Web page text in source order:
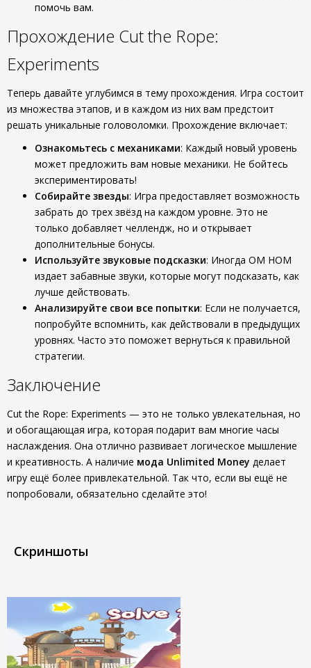
помочь вам.
Прохождение Cut the Rope:
Experiments
Теперь давайте углубимся в тему прохождения. Игра состоит
из множества этапов, и в каждом из них вам предстоит
решать уникальные головоломки. Прохождение включает:
Ознакомьтесь с механиками: Каждый новый уровень
может предложить вам новые механики. Не бойтесь
экспериментировать!
Собирайте звезды: Игра предоставляет возможность
забрать до трех звёзд на каждом уровне. Это не
только добавляет челлендж, но и открывает
дополнительные бонусы.
Используйте звуковые подсказки: Иногда OМ НОМ
издает забавные звуки, которые могут подсказать, как
лучше действовать.
Анализируйте свои все попытки: Если не получается,
попробуйте вспомнить, как действовали в предыдущих
уровнях. Часто это поможет вернуться к правильной
стратегии.
Заключение
Cut the Rope: Experiments — это не только увлекательная, но
и обогащающая игра, которая подарит вам многие часы
наслаждения. Она отлично развивает логическое мышление
и креативность. А наличие мода Unlimited Money делает
игру ещё более привлекательной. Так что, если вы ещё не
попробовали, обязательно сделайте это!
Скриншоты